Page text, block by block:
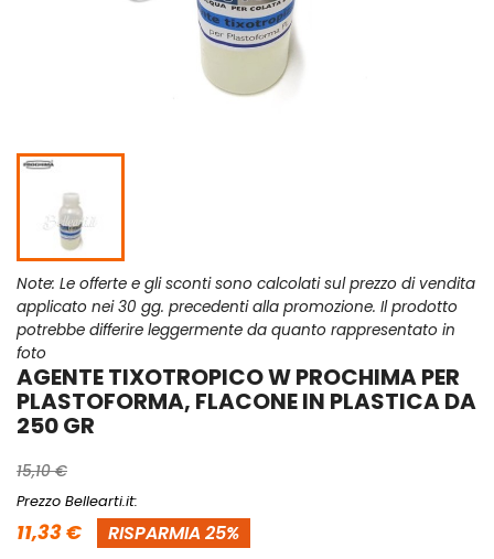
Note: Le offerte e gli sconti sono calcolati sul prezzo di vendita
applicato nei 30 gg. precedenti alla promozione. Il prodotto
potrebbe differire leggermente da quanto rappresentato in
foto
AGENTE TIXOTROPICO W PROCHIMA PER
PLASTOFORMA, FLACONE IN PLASTICA DA
250 GR
15,10 €
Prezzo Bellearti.it:
11,33 € RISPARMIA 25%